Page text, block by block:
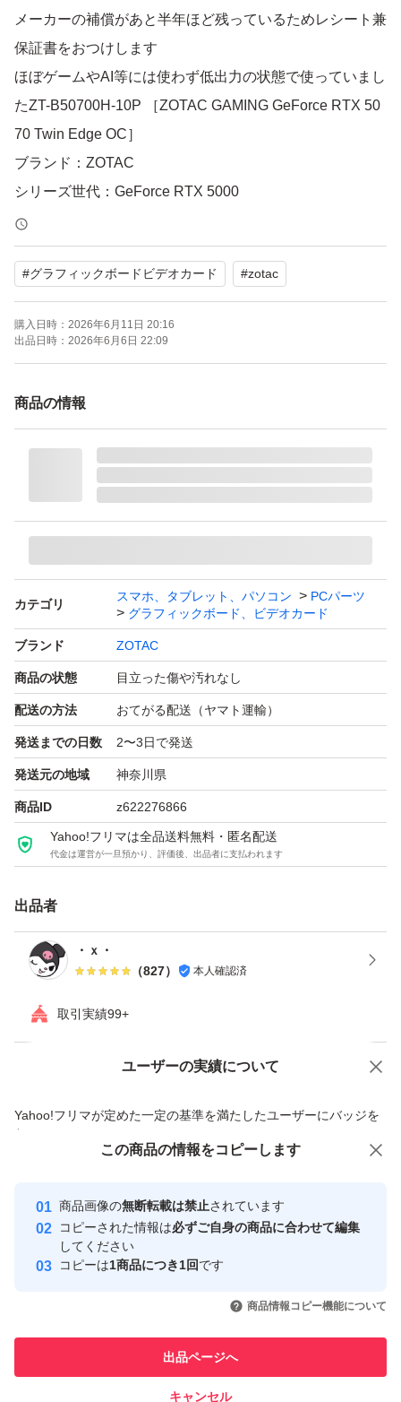
メーカーの補償があと半年ほど残っているためレシート兼
保証書をおつけします
ほぼゲームやAI等には使わず低出力の状態で使っていまし
たZT-B50700H-10P ［ZOTAC GAMING GeForce RTX 50
70 Twin Edge OC］
ブランド：ZOTAC
シリーズ世代：GeForce RTX 5000
メモリ容量：12 GB
メモリバス：192 bit
出力端子：HDMI 1ポート DisplayPort 3ポート
補助電源：16pin
冷却ファン：空冷（デュアルファン）
専有スロット：2 スロット
幅（長さ）：241.5 mm
#グラフィックボードビデオカード #zotac
購入日時： 2026年6月11日 20:16
出品日時： 2026年6月6日 22:09
商品の情報
カテゴリ
スマホ、タブレット、パソコン
PCパーツ
グラフィックボード、ビデオカード
ブランド ZOTAC
商品の状態 目立った傷や汚れなし
配送の方法 おてがる配送（ヤマト運輸）
発送までの日数 2〜3日で発送
発送元の地域 神奈川県
商品ID z622276866
Yahoo!フリマは全品送料無料・匿名配送
代金は運営が一旦預かり、評価後、出品者に支払われます
出品者
・ｘ・
（827） 本人確認済
取引実績99+
ユーザーの実績について
Yahoo!フリマが定めた一定の基準を満たしたユーザーにバッジを
付与しています
安心取引出品者
心・安全なユーザーです
取引実績
引を完了させた実績があります
での取引実績があります
価格の相談 商品への質問
この商品の情報をコピーします
商品画像の無断転載は禁止されています
コピーされた情報は必ずご自身の商品に合わせて編集
してください
コピーは1商品につき1回です
商品情報コピー機能について
出品ページへ
キャンセル
この商品をみている人にオススメ